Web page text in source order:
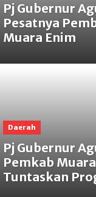
Pj Gubernur
Pesatnya
Muara Enim
Daerah
Pj Gubernur
Pemkab
Tuntaskan